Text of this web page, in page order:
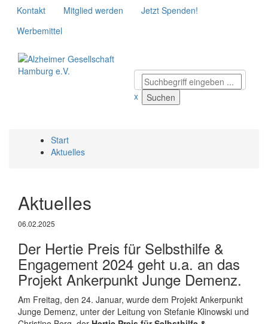
Kontakt Mitglied werden
Jetzt Spenden!
Werbemittel
x
Start
Aktuelles
Aktuelles
06.02.2025
Der Hertie Preis für Selbsthilfe &
Engagement 2024 geht u.a. an das
Projekt Ankerpunkt Junge Demenz.
Am Freitag, den 24. Januar, wurde dem Projekt Ankerpunkt
Junge Demenz, unter der Leitung von Stefanie Klinowski und